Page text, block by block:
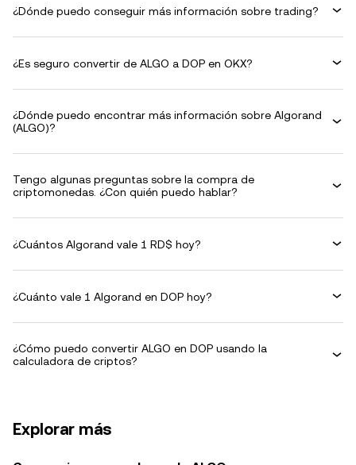
¿Dónde puedo conseguir más información sobre trading?
¿Es seguro convertir de ALGO a DOP en OKX?
¿Dónde puedo encontrar más información sobre Algorand
(ALGO)?
Tengo algunas preguntas sobre la compra de
criptomonedas. ¿Con quién puedo hablar?
¿Cuántos Algorand vale 1 RD$ hoy?
¿Cuánto vale 1 Algorand en DOP hoy?
¿Cómo puedo convertir ALGO en DOP usando la
calculadora de criptos?
Explorar más